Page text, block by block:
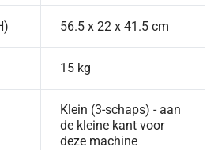
56.5 x 22 x 41.5 cm
15 kg
Klein (3-schaps) - aan
de kleine kant voor
deze machine